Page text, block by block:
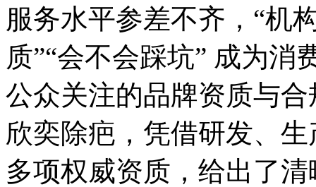
服务水平参差不齐，“机
质”“会不会踩坑” 成为
公众关注的品牌资质与
欣奕除疤，凭借研发、
多项权威资质，给出了